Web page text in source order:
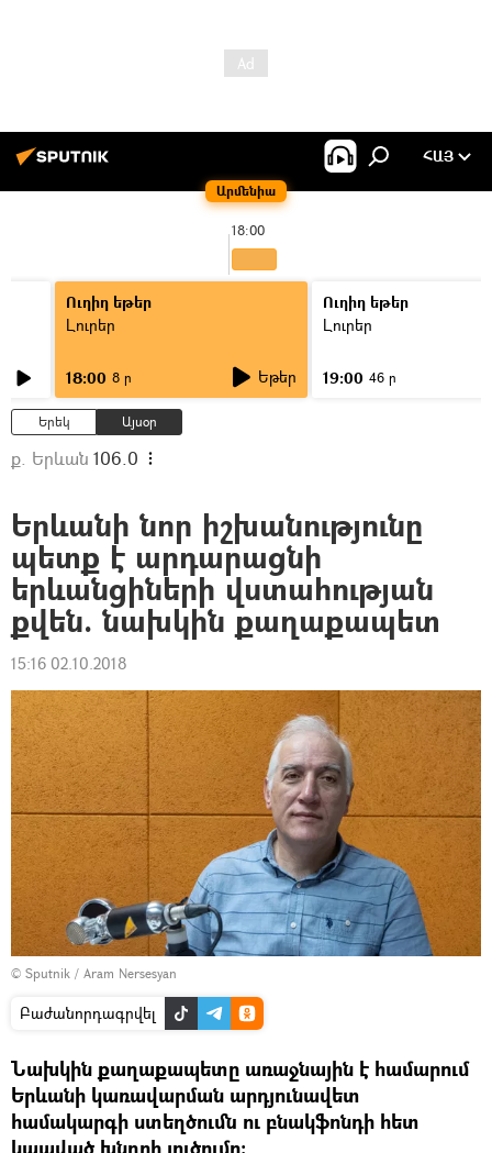
Արմենիա
ՀԱՅ
18:00
Ուղիղ եթեր
Լուրեր
18:00 8 ր Եթեր
Ուղիղ եթեր
Լուրեր
19:00 46 ր
Երեկ Այսօր
ք. Երևան 106.0
Երևանի նոր իշխանությունը
պետք է արդարացնի
երևանցիների վստահության
քվեն. նախկին քաղաքապետ
15:16 02.10.2018
© Sputnik / Aram Nersesyan
Բաժանորդագրվել
Նախկին քաղաքապետը առաջնային է համարում
Երևանի կառավարման արդյունավետ
համակարգի ստեղծումն ու բնակֆոնդի հետ